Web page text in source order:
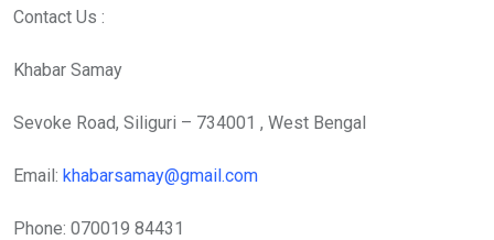
Contact Us :
Khabar Samay
Sevoke Road, Siliguri – 734001 , West Bengal
Email: khabarsamay@gmail.com
Phone: 070019 84431